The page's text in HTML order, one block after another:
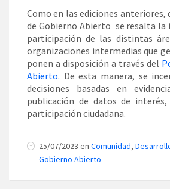
Como en las ediciones anteriores,
de Gobierno Abierto se resalta la
participación de las distintas
organizaciones intermedias que
ponen a disposición a través del
Abierto. De esta manera, se
decisiones basadas en
publicación de datos de
participación ciudadana.
25/07/2023 en Comunidad,
Gobierno Abierto